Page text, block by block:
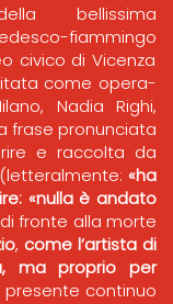
bellissima
fiammingo
civico di Vicenza
come opera-
Nadia Righi,
frase pronunciata
e raccolta da
«ha
«nulla è andato
fronte alla morte
, come l’artista di
ma proprio per
presente continuo